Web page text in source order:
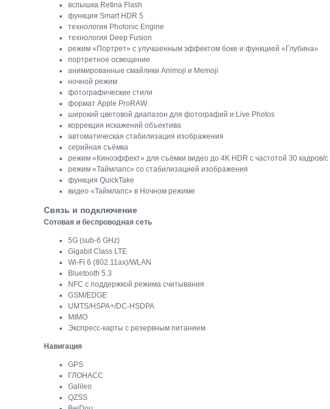
вспышка Retina Flash
функция Smart HDR 5
технология Photonic Engine
технология Deep Fusion
режим «Портрет» с улучшенным эффектом боке и функцией «Глубина»
портретное освещение
анимированные смайлики Animoji и Memoji
ночной режим
фотографические стили
формат Apple ProRAW
широкий цветовой диапазон для фотографий и Live Photos
коррекция искажений объектива
автоматическая стабилизация изображения
серийная съëмка
режим «Киноэффект» для съёмки видео до 4K HDR с частотой 30 кадров/с
режим «Таймлапс» со стабилизацией изображения
функция QuickTake
видео «Таймлапс» в Ночном режиме
Связь и подключение
Сотовая и беспроводная сеть
5G (sub‑6 GHz)
Gigabit Class LTE
Wi‑Fi 6 (802.11ax)/WLAN
Bluetooth 5.3
NFC с поддержкой режима считывания
GSM/EDGE
UMTS/​HSPA+/​DC-HSDPA
MIMO
Экспресс‑карты с резервным питанием
Навигация
GPS
ГЛОНАСС
Galileo
QZSS